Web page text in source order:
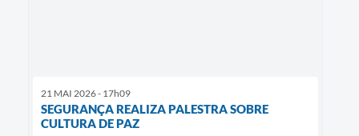
21 MAI 2026 - 17h09
SEGURANÇA REALIZA PALESTRA SOBRE
CULTURA DE PAZ